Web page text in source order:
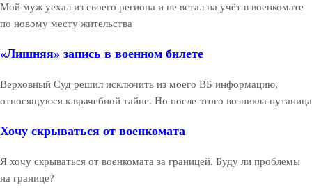
Мой муж уехал из своего региона и не встал на учёт в военкомате
по новому месту жительства
«Лишняя» запись в военном билете
Верховный Суд решил исключить из моего ВБ информацию,
относящуюся к врачебной тайне. Но после этого возникла путаница
Хочу скрываться от военкомата
Я хочу скрываться от военкомата за границей. Буду ли проблемы
на границе?